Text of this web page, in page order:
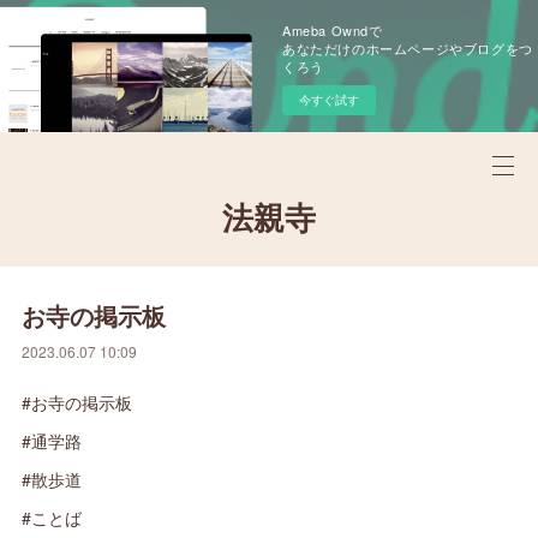
Ameba Owndで
あなただけのホームページやブログをつ
くろう
今すぐ試す
法親寺
お寺の掲示板
2023.06.07 10:09
#お寺の掲示板
#通学路
#散歩道
#ことば